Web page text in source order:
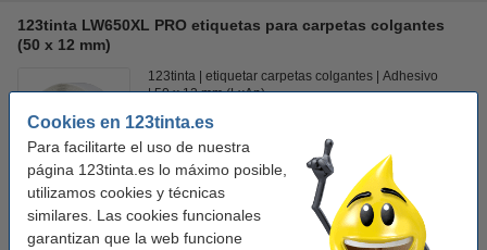
Cookies en 123tinta.es
Para facilitarte el uso de nuestra
página 123tinta.es lo máximo posible,
utilizamos cookies y técnicas
similares. Las cookies funcionales
garantizan que la web funcione
123tinta LW650XL PRO etiquetas para carpetas colgantes
(50 x 12 mm)
123tinta etiquetar carpetas colgantes
Adhesivo
50 x 12 mm (LxAn)
Ver características y descripción
En stock
¡Recíbelo en 24 horas!
Precio por etiqu
0,039 €